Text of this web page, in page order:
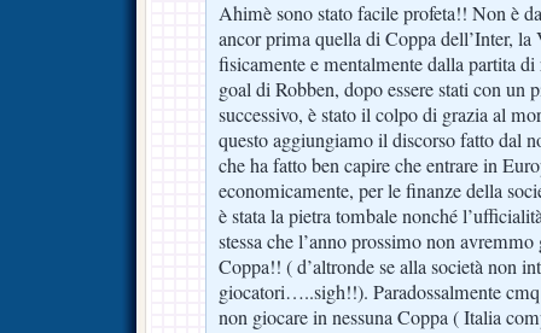
Ahimè sono stato facile profeta!! Non è
ancor prima quella di Coppa dell’Inter,
fisicamente e mentalmente dalla partita
goal di Robben, dopo essere stati con un
successivo, è stato il colpo di grazia al
questo aggiungiamo il discorso fatto dal
che ha fatto ben capire che entrare in
economicamente, per le finanze della
è stata la pietra tombale nonché
stessa che l’anno prossimo non
Coppa!! ( d’altronde se alla società non
giocatori…..sigh!!). Paradossalmente
non giocare in nessuna Coppa ( Italia